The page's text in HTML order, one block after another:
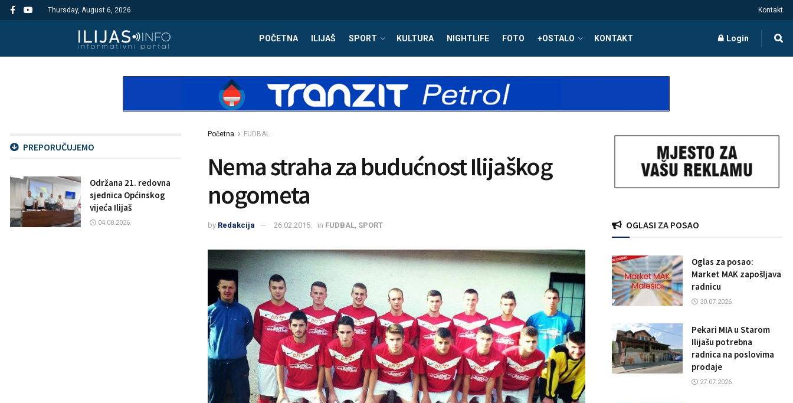
Thursday, August 6, 2026 Kontakt
POČETNA ILIJAŠ SPORT KULTURA NIGHTLIFE FOTO +OSTALO KONTAKT Login
Početna FUDBAL
Nema straha za budućnost Ilijaškog
nogometa
by Redakcija 26.02.2015. in FUDBAL SPORT
PREPORUČUJEMO
Održana 21. redovna
sjednica Općinskog
vijeća Ilijaš
04.08.2026. OGLASI ZA POSAO
Oglas za posao:
Market MAK zapošljava
radnicu
30.07.2026.
Pekari MIA u Starom
Ilijašu potrebna
radnica na poslovima
prodaje
27.07.2026.